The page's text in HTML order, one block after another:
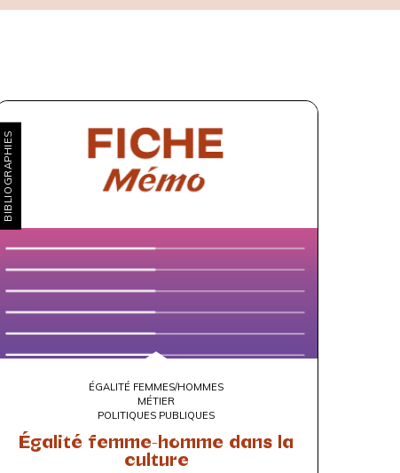
BIBLIOGRAPHIES
ÉGALITÉ FEMMES/HOMMES
MÉTIER
POLITIQUES PUBLIQUES
Égalité femme-homme dans la
culture